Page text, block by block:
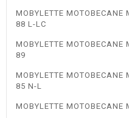
MOBYLETTE MOTOBECANE
88 L-LC
MOBYLETTE MOTOBECANE
89
MOBYLETTE MOTOBECANE
85 N-L
MOBYLETTE MOTOBECANE